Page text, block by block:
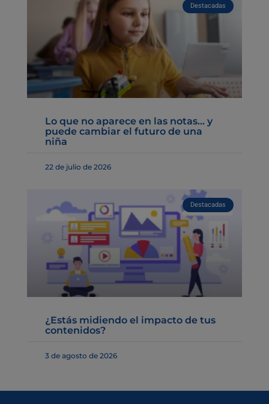
Destacadas
Lo que no aparece en las notas… y
puede cambiar el futuro de una
niña
22 de julio de 2026
Destacadas
¿Estás midiendo el impacto de tus
contenidos?
3 de agosto de 2026